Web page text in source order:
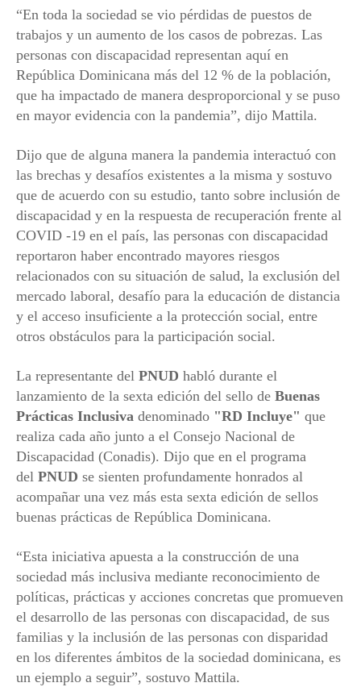
“En toda la sociedad se vio pérdidas de puestos de
trabajos y un aumento de los casos de pobrezas. Las
personas con discapacidad representan aquí en
República Dominicana más del 12 % de la población,
que ha impactado de manera desproporcional y se puso
en mayor evidencia con la pandemia”, dijo Mattila.
Dijo que de alguna manera la pandemia interactuó con
las brechas y desafíos existentes a la misma y sostuvo
que de acuerdo con su estudio, tanto sobre inclusión de
discapacidad y en la respuesta de recuperación frente al
COVID -19 en el país, las personas con discapacidad
reportaron haber encontrado mayores riesgos
relacionados con su situación de salud, la exclusión del
mercado laboral, desafío para la educación de distancia
y el acceso insuficiente a la protección social, entre
otros obstáculos para la participación social.
La representante del PNUD habló durante el
lanzamiento de la sexta edición del sello de Buenas
Prácticas Inclusiva denominado "RD Incluye" que
realiza cada año junto a el Consejo Nacional de
Discapacidad (Conadis). Dijo que en el programa
del PNUD se sienten profundamente honrados al
acompañar una vez más esta sexta edición de sellos
buenas prácticas de República Dominicana.
“Esta iniciativa apuesta a la construcción de una
sociedad más inclusiva mediante reconocimiento de
políticas, prácticas y acciones concretas que promueven
el desarrollo de las personas con discapacidad, de sus
familias y la inclusión de las personas con disparidad
en los diferentes ámbitos de la sociedad dominicana, es
un ejemplo a seguir”, sostuvo Mattila.